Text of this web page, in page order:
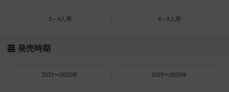
3～4人用 4～8人用
発売時期
2021〜2022年 2019〜2020年